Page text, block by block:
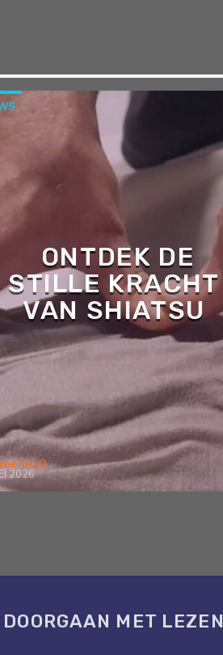
ONTDEK DE
STILLE KRACHT
VAN SHIATSU
RAZO
2026
DOORGAAN MET LEZEN